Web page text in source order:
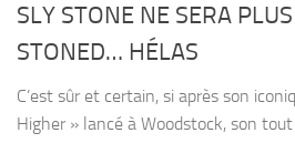
SLY STONE NE SERA
STONED… HÉLAS
C’est sûr et certain, si après son
Higher » lancé à Woodstock, son